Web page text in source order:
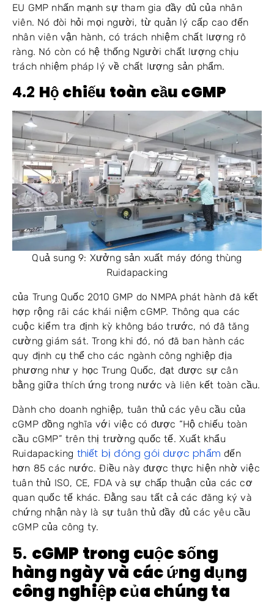
EU GMP nhấn mạnh sự tham gia đầy đủ của nhân
viên. Nó đòi hỏi mọi người, từ quản lý cấp cao đến
nhân viên vận hành, có trách nhiệm chất lượng rõ
ràng. Nó còn có hệ thống Người chất lượng chịu
trách nhiệm pháp lý về chất lượng sản phẩm.
4.2 Hộ chiếu toàn cầu cGMP
Quả sung 9: Xưởng sản xuất máy đóng thùng
Ruidapacking
của Trung Quốc 2010 GMP do NMPA phát hành đã kết
hợp rộng rãi các khái niệm cGMP. Thông qua các
cuộc kiểm tra định kỳ không báo trước, nó đã tăng
cường giám sát. Trong khi đó, nó đã ban hành các
quy định cụ thể cho các ngành công nghiệp địa
phương như y học Trung Quốc, đạt được sự cân
bằng giữa thích ứng trong nước và liên kết toàn cầu.
Dành cho doanh nghiệp, tuân thủ các yêu cầu của
cGMP đồng nghĩa với việc có được “Hộ chiếu toàn
cầu cGMP” trên thị trường quốc tế. Xuất khẩu
Ruidapacking thiết bị đóng gói dược phẩm đến
hơn 85 các nước. Điều này được thực hiện nhờ việc
tuân thủ ISO, CE, FDA và sự chấp thuận của các cơ
quan quốc tế khác. Đằng sau tất cả các đăng ký và
chứng nhận này là sự tuân thủ đầy đủ các yêu cầu
cGMP của công ty.
5. cGMP trong cuộc sống
hàng ngày và các ứng dụng
công nghiệp của chúng ta